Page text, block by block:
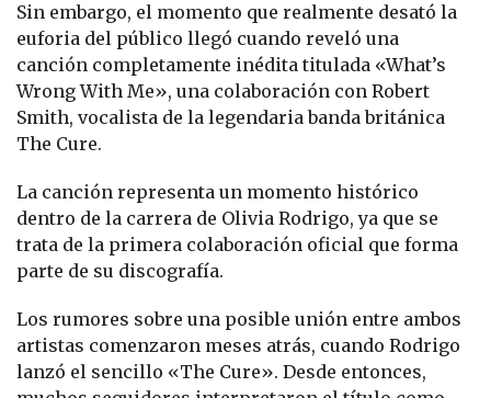
Sin embargo, el momento que realmente desató la
euforia del público llegó cuando reveló una
canción completamente inédita titulada «What’s
Wrong With Me», una colaboración con Robert
Smith, vocalista de la legendaria banda británica
The Cure.
La canción representa un momento histórico
dentro de la carrera de Olivia Rodrigo, ya que se
trata de la primera colaboración oficial que forma
parte de su discografía.
Los rumores sobre una posible unión entre ambos
artistas comenzaron meses atrás, cuando Rodrigo
lanzó el sencillo «The Cure». Desde entonces,